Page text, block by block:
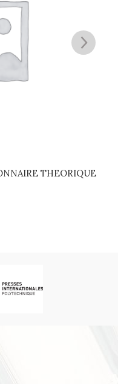
50 FICHES – 7E ED